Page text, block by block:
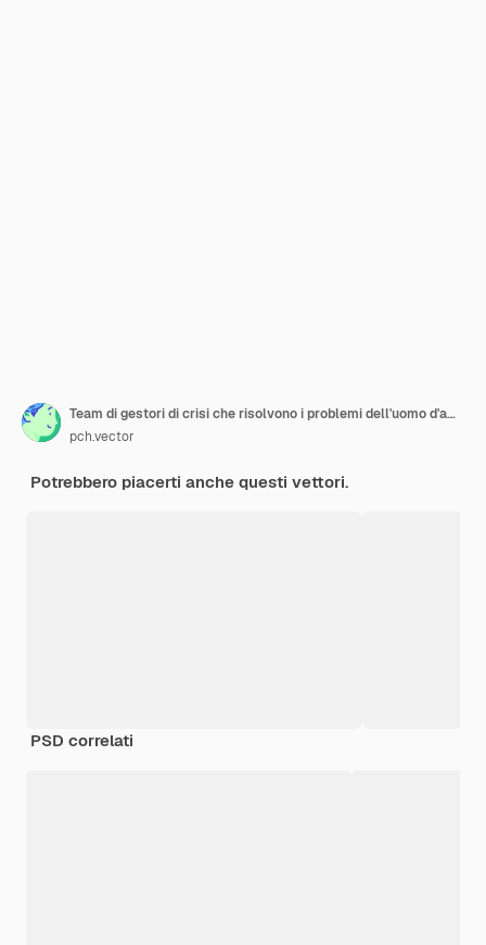
Team di gestori di crisi che risolvono i problemi dell'uomo d'affari. Dipendenti con il groviglio districante della lampadina. Illustrazione vettoriale per lavoro di squadra, soluzione, concetto di gestione
pch.vector
Potrebbero piacerti anche questi vettori.
PSD correlati